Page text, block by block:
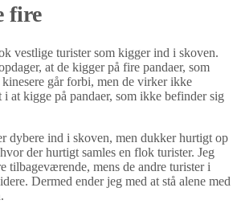
fire
vestlige turister som kigger ind i skoven.
at de kigger på fire pandaer, som
går forbi, men de virker ikke
i at kigge på pandaer, som ikke befinder sig
dybere ind i skoven, men dukker hurtigt op
der hurtigt samles en flok turister. Jeg
tilbageværende, mens de andre turister i
Dermed ender jeg med at stå alene med